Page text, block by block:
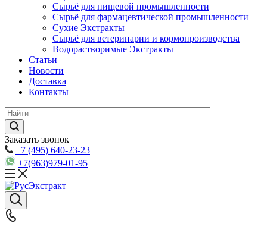
Сырьё для пищевой промышленности
Сырьё для фармацевтической промышленности
Сухие Экстракты
Сырьё для ветеринарии и кормопроизводства
Водорастворимые Экстракты
Статьи
Новости
Доставка
Контакты
Заказать звонок
+7 (495) 640-23-23
+7(963)979-01-95